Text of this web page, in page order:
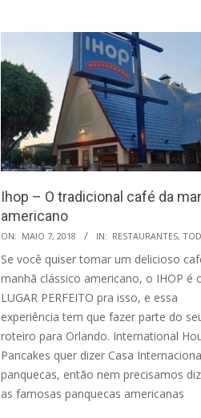
Ihop – O tradicional café da
americano
2018-
05-
ON: MAIO 7, 2018 IN: RESTAURANTES,
Se você quiser tomar um delicioso
manhã clássico americano, o IHOP é
LUGAR PERFEITO pra isso, e essa
experiência tem que fazer parte do
roteiro para Orlando. International
Pancakes quer dizer Casa
panquecas, então nem precisamos
as famosas panquecas americanas